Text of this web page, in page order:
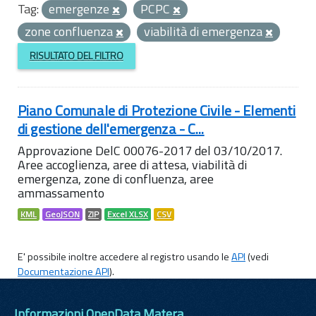
Tag: emergenze
PCPC
zone confluenza
viabilità di emergenza
RISULTATO DEL FILTRO
Piano Comunale di Protezione Civile - Elementi
di gestione dell'emergenza - C...
Approvazione DelC 00076-2017 del 03/10/2017.
Aree accoglienza, aree di attesa, viabilità di
emergenza, zone di confluenza, aree
ammassamento
KML GeoJSON ZIP Excel XLSX CSV
E' possibile inoltre accedere al registro usando leAPI(vedi
Documentazione API).